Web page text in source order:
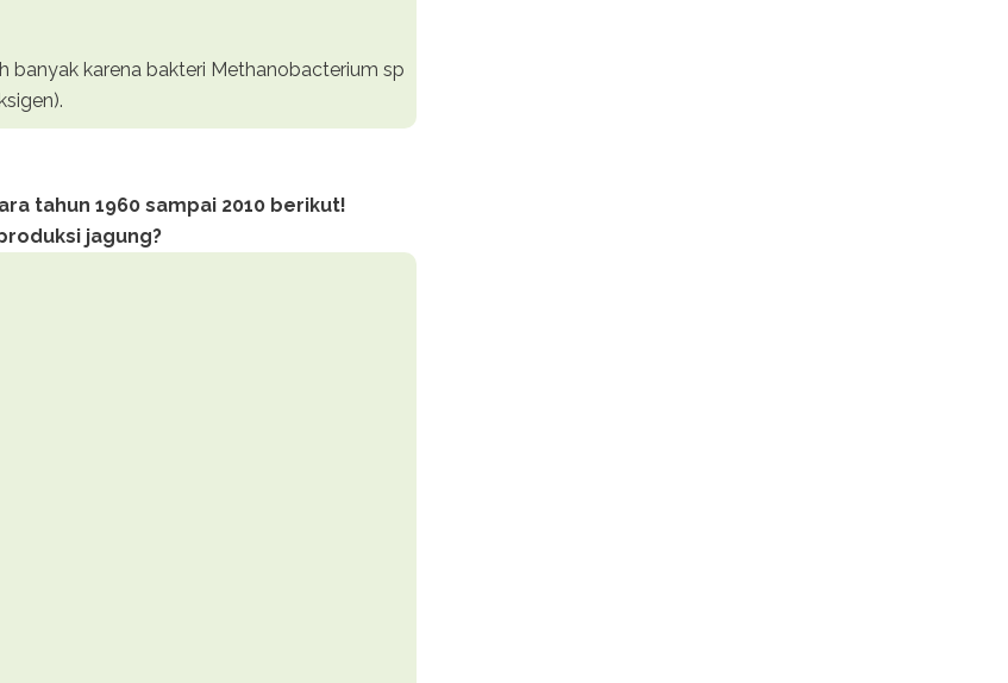
banyak karena bakteri Methanobacterium sp
tahun 1960 sampai 2010 berikut!
jagung?